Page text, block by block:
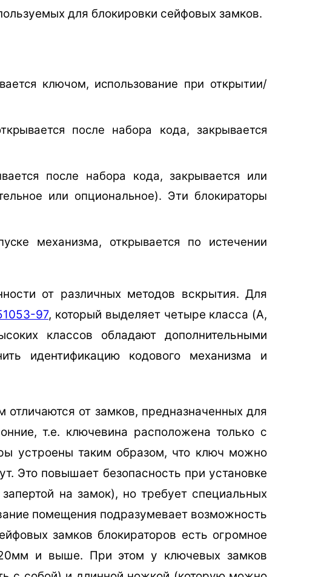
для блокировки сейфовых замков.
ключом, использование при открытии/
после набора кода, закрывается
после набора кода, закрывается или
или опциональное). Эти блокираторы
механизма, открывается по истечении
от различных методов вскрытия. Для
97, который выделяет четыре класса (A,
классов обладают дополнительными
идентификацию кодового механизма и
от замков, предназначенных для
т.е. ключевина расположена только с
устроены таким образом, что ключ можно
Это повышает безопасность при установке
на замок), но требует специальных
помещения подразумевает возможность
замков блокираторов есть огромное
и выше. При этом у ключевых замков